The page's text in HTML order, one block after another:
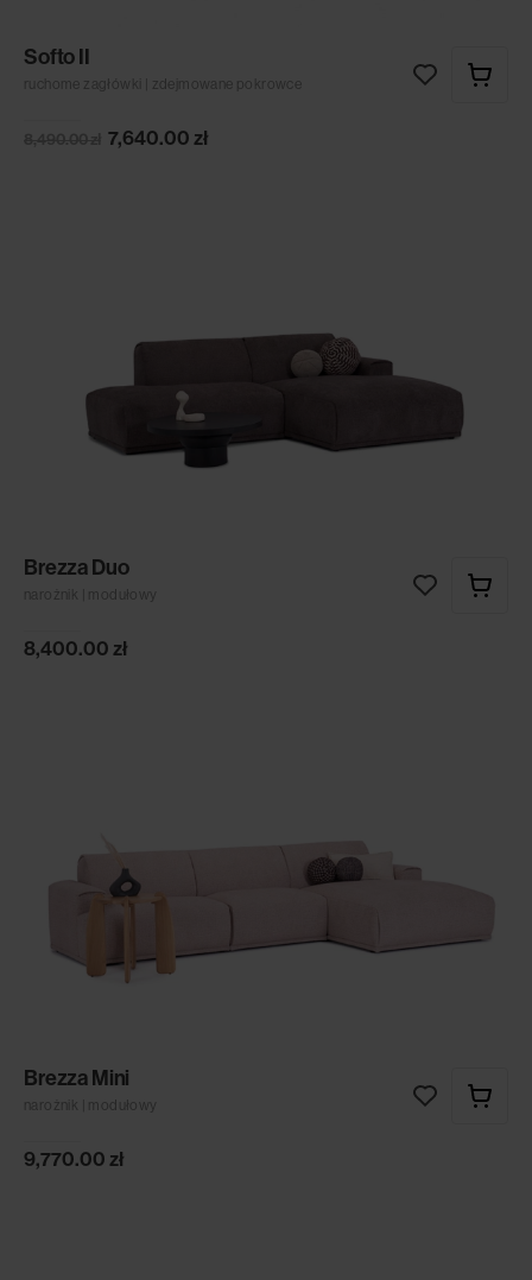
Softo II
ruchome zagłówki | zdejmowane pokrowce
7,640.00 zł
Brezza Duo
narożnik | modułowy
8,400.00 zł
Brezza Mini
narożnik | modułowy
9,770.00 zł